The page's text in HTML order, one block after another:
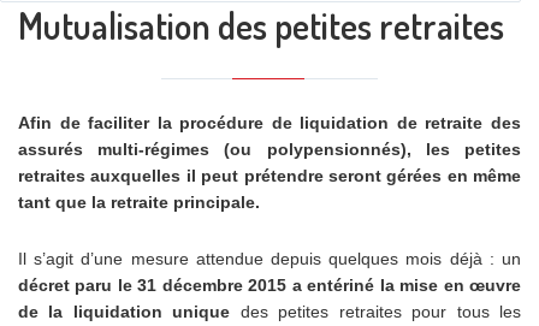
Mutualisation des petites retraites
Afin de faciliter la procédure de liquidation de retraite des
assurés multi-régimes (ou polypensionnés), les petites
retraites auxquelles il peut prétendre seront gérées en même
tant que la retraite principale.
Il s’agit d’une mesure attendue depuis quelques mois déjà : un
décret paru le 31 décembre 2015 a entériné la mise en œuvre
de la liquidation unique des petites retraites pour tous les